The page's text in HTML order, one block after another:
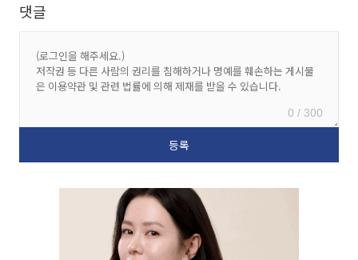
댓글
0 / 300